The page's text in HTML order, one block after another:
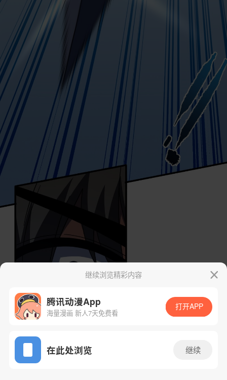
App免费看
继续浏览精彩内容
腾讯动漫App
海量漫画 新人7天免费看
打开APP
在此处浏览 继续